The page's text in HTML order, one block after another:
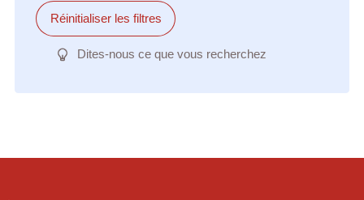
Réinitialiser les filtres
Dites-nous ce que vous recherchez